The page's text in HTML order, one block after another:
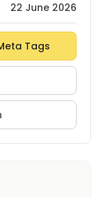
22 June 2026
Tags